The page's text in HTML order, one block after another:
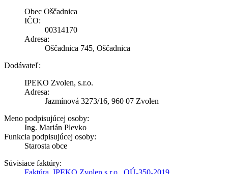
Obec Oščadnica
IČO:
00314170
Adresa:
Oščadnica 745, Oščadnica
Dodávateľ:
IPEKO Zvolen, s.r.o.
Adresa:
Jazmínová 3273/16, 960 07 Zvolen
Meno podpisujúcej osoby:
Ing. Marián Plevko
Funkcia podpisujúcej osoby:
Starosta obce
Súvisiace faktúry: